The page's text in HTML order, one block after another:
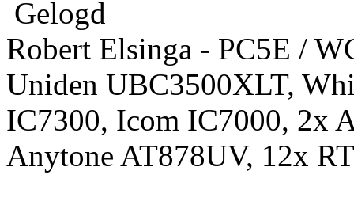
Gelogd
Robert Elsinga - PC5E /
Uniden UBC3500XLT,
IC7300, Icom IC7000, 2x
Anytone AT878UV, 12x